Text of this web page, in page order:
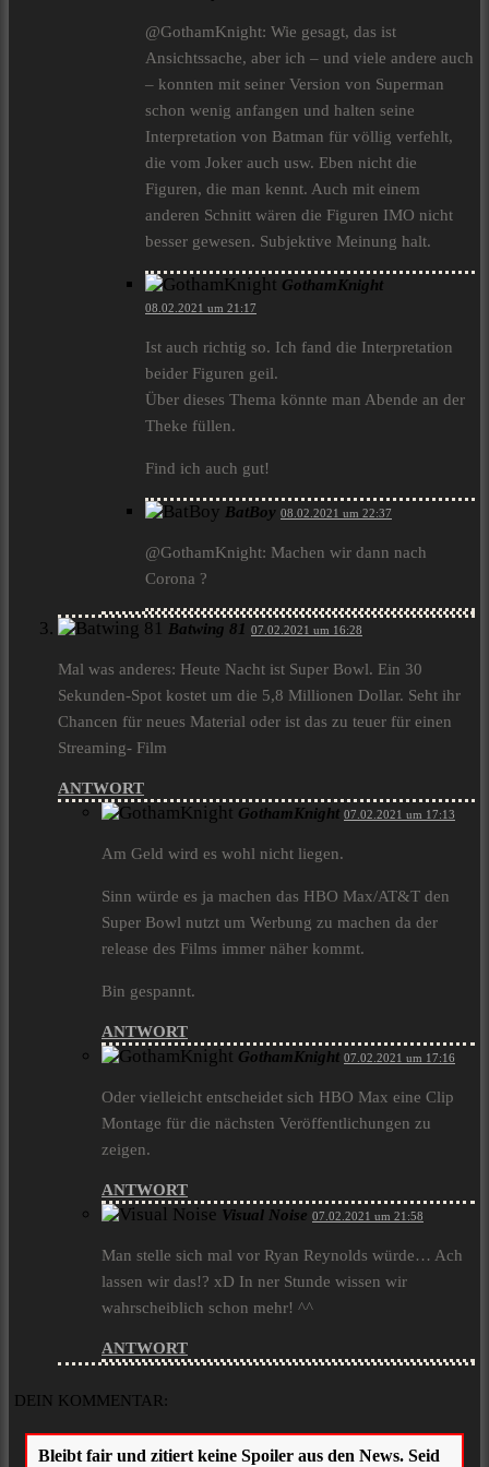
@GothamKnight: Wie gesagt, das ist
Ansichtssache, aber ich – und viele andere auch
– konnten mit seiner Version von Superman
schon wenig anfangen und halten seine
Interpretation von Batman für völlig verfehlt,
die vom Joker auch usw. Eben nicht die
Figuren, die man kennt. Auch mit einem
anderen Schnitt wären die Figuren IMO nicht
besser gewesen. Subjektive Meinung halt.
GothamKnight
08.02.2021 um 21:17
Ist auch richtig so. Ich fand die Interpretation
beider Figuren geil.
Über dieses Thema könnte man Abende an der
Theke füllen.
Find ich auch gut!
BatBoy 08.02.2021 um 22:37
@GothamKnight: Machen wir dann nach
Corona ?
Batwing 81 07.02.2021 um 16:28
Mal was anderes: Heute Nacht ist Super Bowl. Ein 30
Sekunden-Spot kostet um die 5,8 Millionen Dollar. Seht ihr
Chancen für neues Material oder ist das zu teuer für einen
Streaming- Film
ANTWORT
GothamKnight 07.02.2021 um 17:13
Am Geld wird es wohl nicht liegen.
Sinn würde es ja machen das HBO Max/AT&T den
Super Bowl nutzt um Werbung zu machen da der
release des Films immer näher kommt.
Bin gespannt.
ANTWORT
GothamKnight 07.02.2021 um 17:16
Oder vielleicht entscheidet sich HBO Max eine Clip
Montage für die nächsten Veröffentlichungen zu
zeigen.
ANTWORT
Visual Noise 07.02.2021 um 21:58
Man stelle sich mal vor Ryan Reynolds würde… Ach
lassen wir das!? xD In ner Stunde wissen wir
wahrscheiblich schon mehr! ^^
ANTWORT
DEIN KOMMENTAR: